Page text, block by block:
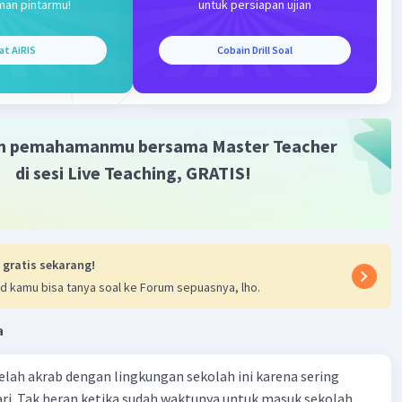
·3.7(3) Balas
1
yang dinyatakan dalam paragraf pertama
dinyatakan dalam paragraf pertama
pintarmu!
AiRIS
untuk persiapan ujian
Cobain Drill Soal
pemahamanmu bersama Master Teacher
di sesi Live Teaching, GRATIS!
gratis sekarang!
kamu bisa tanya soal ke Forum sepuasnya, lho.
akrab dengan lingkungan sekolah ini karena sering
Tak heran ketika sudah waktunya untuk masuk sekolah,